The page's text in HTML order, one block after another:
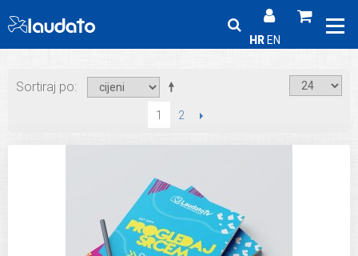
HR EN
Sortiraj po
1 2 SLIJEDEĆI